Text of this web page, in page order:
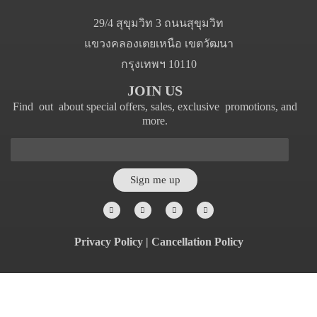
29/4 สุขุมวิท 3 ถนนสุขุมวิท
แขวงคลองเตยเหนือ เขตวัฒนา
กรุงเทพฯ 10110
JOIN US
Find out about special offers, sales, exclusive promotions, and
more.
Sign me up
Privacy Policy| Cancellation Policy